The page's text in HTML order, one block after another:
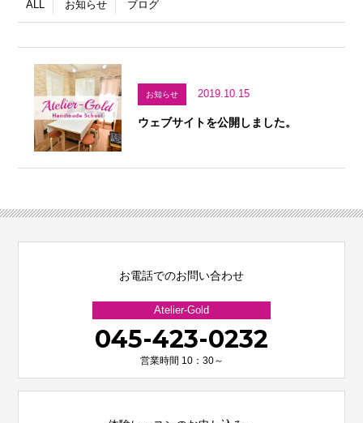
ALL お知らせ ブログ
お知らせ 2019.10.15
ウェブサイトを公開しました。
お電話でのお問い合わせ
Atelier-Gold
045-423-0232
営業時間 10：30～